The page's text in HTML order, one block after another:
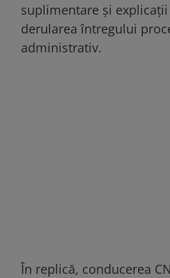
suplimentare și
derularea întregului
administrativ.
În replică, conducerea